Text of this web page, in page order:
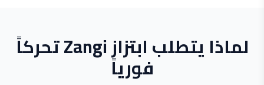
لماذا يتطلب ابتزاز Zangi تحركاً
فورياً